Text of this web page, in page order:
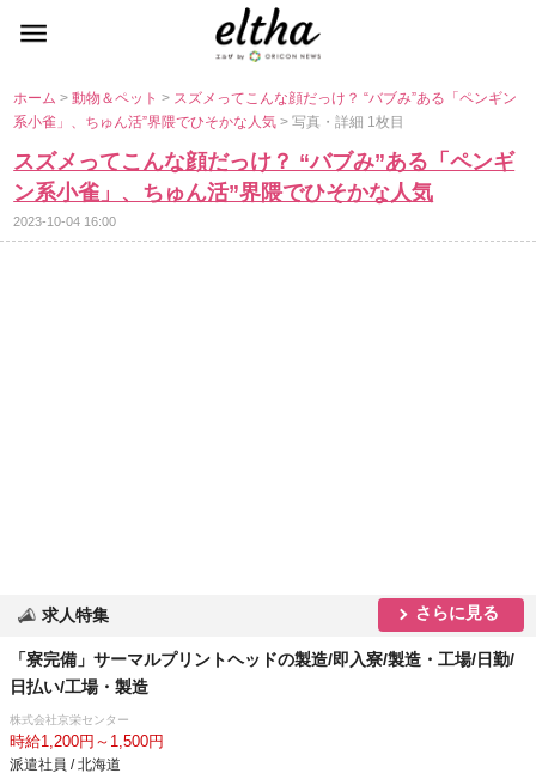
ホーム>動物＆ペット> スズメってこんな顔だっけ？ “バブみ”ある「ペンギン
系小雀」、ちゅん活”界隈でひそかな人気> 写真・詳細 1枚目
スズメってこんな顔だっけ？ “バブみ”ある「ペンギ
ン系小雀」、ちゅん活”界隈でひそかな人気
2023-10-04 16:00
求人特集 さらに見る
「寮完備」サーマルプリントヘッドの製造/即入寮/製造・工場/日勤/
日払い/工場・製造
株式会社京栄センター
時給1,200円～1,500円
派遣社員 / 北海道